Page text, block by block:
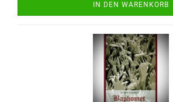
IN DEN WARENKORB